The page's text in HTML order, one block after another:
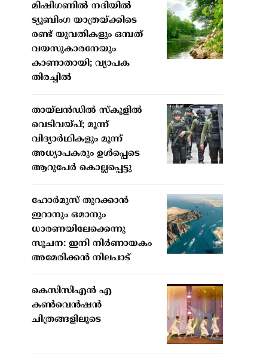
മിഷിഗണില്‍ നദിയില്‍
ട്യൂബിംഗ യാത്രയ്ക്കിടെ
രണ്ട് യുവതികളും ഒമ്പത്
വയസുകാരനേയും
കാണാതായി; വ്യാപക
തിരച്ചില്‍
തായ്ലന്‍ഡില്‍ സ്‌കൂളില്‍
വെടിവയ്പ്; മൂന്ന്
വിദ്യാര്‍ഥികളും മൂന്ന്
അധ്യാപകരും ഉള്‍പ്പെടെ
ആറുപേര്‍ കൊല്ലപ്പെട്ടു
ഹോര്‍മുസ് തുറക്കാന്‍
ഇറാനും ഒമാനും
ധാരണയിലേക്കെന്നു
സൂചന: ഇനി നിര്‍ണായകം
അമേരിക്കന്‍ നിലപാട്
കെസിസിഎൻ എ
കൺവെൻഷൻ
ചിത്രങ്ങളിലൂടെ